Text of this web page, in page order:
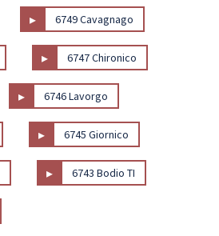
▸ 6749 Cavagnago
▸ 6747 Chironico
▸ 6746 Lavorgo
▸ 6745 Giornico
▸ 6743 Bodio TI